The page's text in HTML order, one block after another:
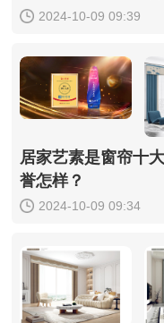
2024-10-09 09:39
居家艺素是窗帘十
誉怎样？
2024-10-09 09:34